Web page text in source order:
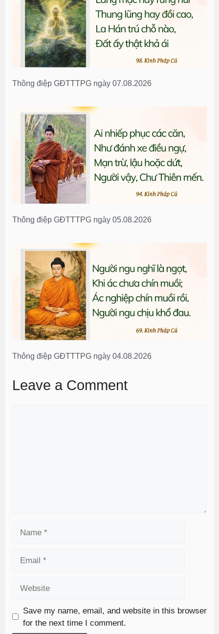
Thông điệp GĐTTTPG ngày 07.08.2026
Thông điệp GĐTTTPG ngày 05.08.2026
Thông điệp GĐTTTPG ngày 04.08.2026
Leave a Comment
Save my name, email, and website in this browser
for the next time I comment.